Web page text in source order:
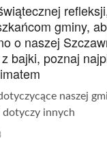
gminy,
o naszej
bajki, poznaj
naszej
dotyczy innych